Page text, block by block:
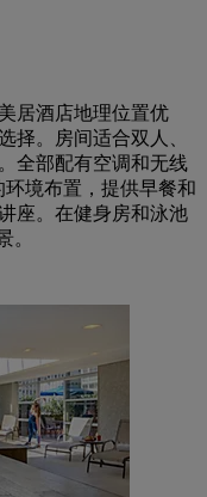
居酒店地理位置优
择。房间适合双人、
全部配有空调和无线
环境布置，提供早餐和
座。在健身房和泳池
。